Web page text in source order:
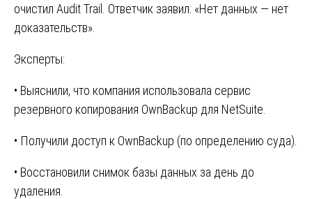
очистил Audit Trail. Ответчик заявил: «Нет данных — нет
доказательств».
Эксперты:
• Выяснили, что компания использовала сервис
резервного копирования OwnBackup для NetSuite.
• Получили доступ к OwnBackup (по определению суда).
• Восстановили снимок базы данных за день до
удаления.